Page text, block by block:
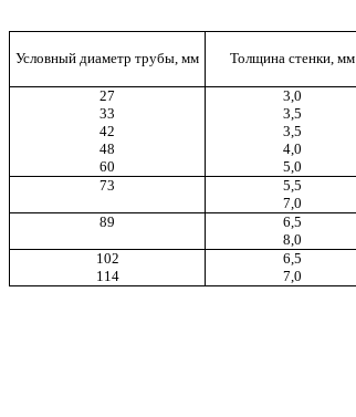
Условный диаметр трубы, мм Толщина стенки, мм
27
3,0
33
3,5
42
3,5
48
4,0
60
5,0
73
5,5
7,0
89
6,5
8,0
102
6,5
114
7,0